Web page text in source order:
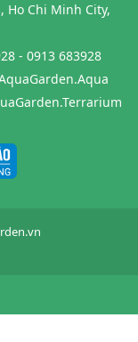
Ho Chi Minh City,
- 0913 683928